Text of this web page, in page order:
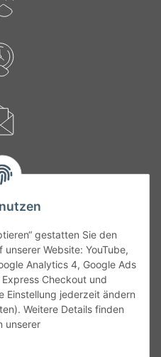
gestatten Sie den
Website: YouTube,
Analytics 4, Google Ads
Checkout und
Einstellung jederzeit ändern
Weitere Details finden
unsererIrrtümer und fehlerhafte
Datenblätter oder spezielle